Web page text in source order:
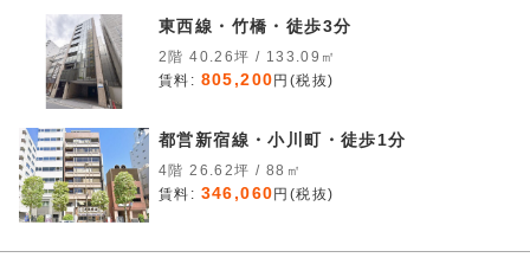
東西線・竹橋・徒歩3分
2階 40.26坪 / 133.09㎡
賃料: 805,200 円(税抜)
都営新宿線・小川町・徒歩1分
4階 26.62坪 / 88㎡
賃料: 346,060 円(税抜)